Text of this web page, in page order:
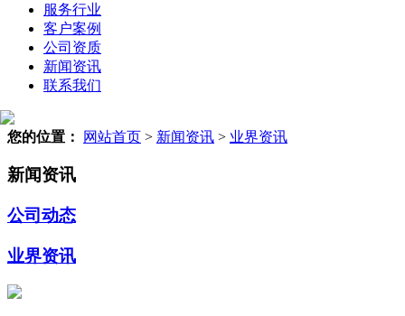
服务行业
客户案例
公司资质
新闻资讯
联系我们
您的位置： 网站首页 > 新闻资讯 > 业界资讯
新闻资讯
公司动态
业界资讯